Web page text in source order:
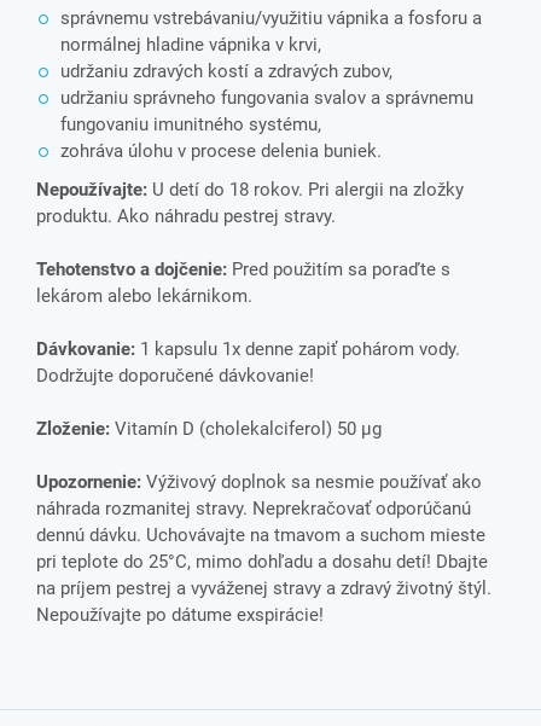
správnemu vstrebávaniu/využitiu vápnika a fosforu a
normálnej hladine vápnika v krvi,
udržaniu zdravých kostí a zdravých zubov,
udržaniu správneho fungovania svalov a správnemu
fungovaniu imunitného systému,
zohráva úlohu v procese delenia buniek.
Nepoužívajte: U detí do 18 rokov. Pri alergii na zložky
produktu. Ako náhradu pestrej stravy.
Tehotenstvo a dojčenie: Pred použitím sa poraďte s
lekárom alebo lekárnikom.
Dávkovanie: 1 kapsulu 1x denne zapiť pohárom vody.
Dodržujte doporučené dávkovanie!
Zloženie: Vitamín D (cholekalciferol) 50 µg
Upozornenie: Výživový doplnok sa nesmie používať ako
náhrada rozmanitej stravy. Neprekračovať odporúčanú
dennú dávku. Uchovávajte na tmavom a suchom mieste
pri teplote do 25°C, mimo dohľadu a dosahu detí! Dbajte
na príjem pestrej a vyváženej stravy a zdravý životný štýl.
Nepoužívajte po dátume exspirácie!